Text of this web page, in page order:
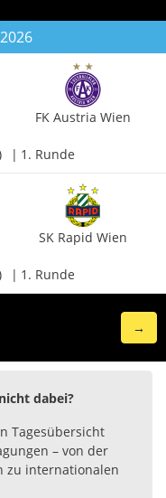
FK Austria Wien
1. Runde
SK Rapid Wien
1. Runde
→
dabei?
Tagesübersicht
– von der
zu internationalen